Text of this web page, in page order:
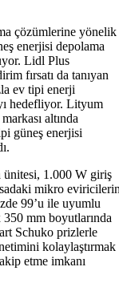
çözümlerine yönelik
enerjisi depolama
Lidl Plus
fırsatı da tanıyan
ev tipi enerji
hedefliyor. Lityum
altında
güneş enerjisi
ünitesi, 1.000 W giriş
mikro
99’u ile uyumlu
mm boyutlarında
Schuko prizlerle
kolaylaştırmak
etme imkanı